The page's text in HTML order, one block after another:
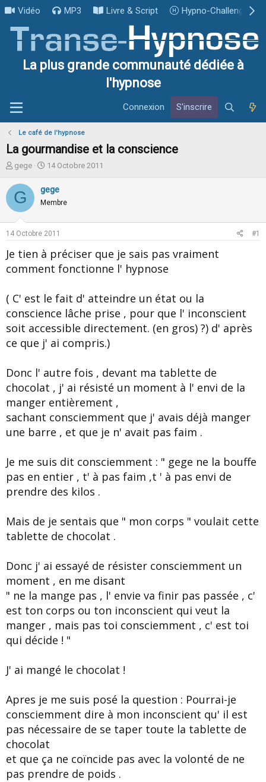
Vidéo MP3 Livre & Script Hypno-Challenge
La plus grande communauté dédiée à
l'hypnose
Connexion S'inscrire
Le café de l'hypnose
La gourmandise et la conscience
I
i
t
d
l
a
d
i
c
s
i
o
gege
D
t
d
d
14 Octobre 2011
G gege
Membre
14 Octobre 2011 #1
Je tien à préciser que je sais pas vraiment
comment fonctionne l' hypnose
( C' est le fait d' atteindre un état ou la
conscience lâche prise , pour que l' inconscient
soit accessible directement. (en gros) ?) d' après
ce que j' ai compris.)
Donc l' autre fois , devant ma tablette de
chocolat , j' ai résisté un moment à l' envi de la
manger entièrement ,
sachant consciemment que j' avais déjà manger
une barre , et que je n' avait pas faim .
Je me suis dit consciemment : " gege ne la bouffe
pas en entier , t' à pas faim ,t ' à pas envi de
prendre des kilos .
Mais de je sentais que " mon corps " voulait cette
tablette de chocolat .
Donc j' ai essayé de résister consciemment un
moment , en me disant
" ne la mange pas , l' envie va finir pas passée , c'
est ton corps ou ton inconscient qui veut la
manger , mais pas toi consciemment , c' est toi
qui décide ! "
J' ai mangé le chocolat !
Apres je me suis posé la question : Pourrai-je
consciemment dire à mon inconscient qu' il est
pas nécessaire de se taper toute la tablette de
chocolat
et que ça ne coïncide pas avec la volonté de ne
pas prendre de poids .